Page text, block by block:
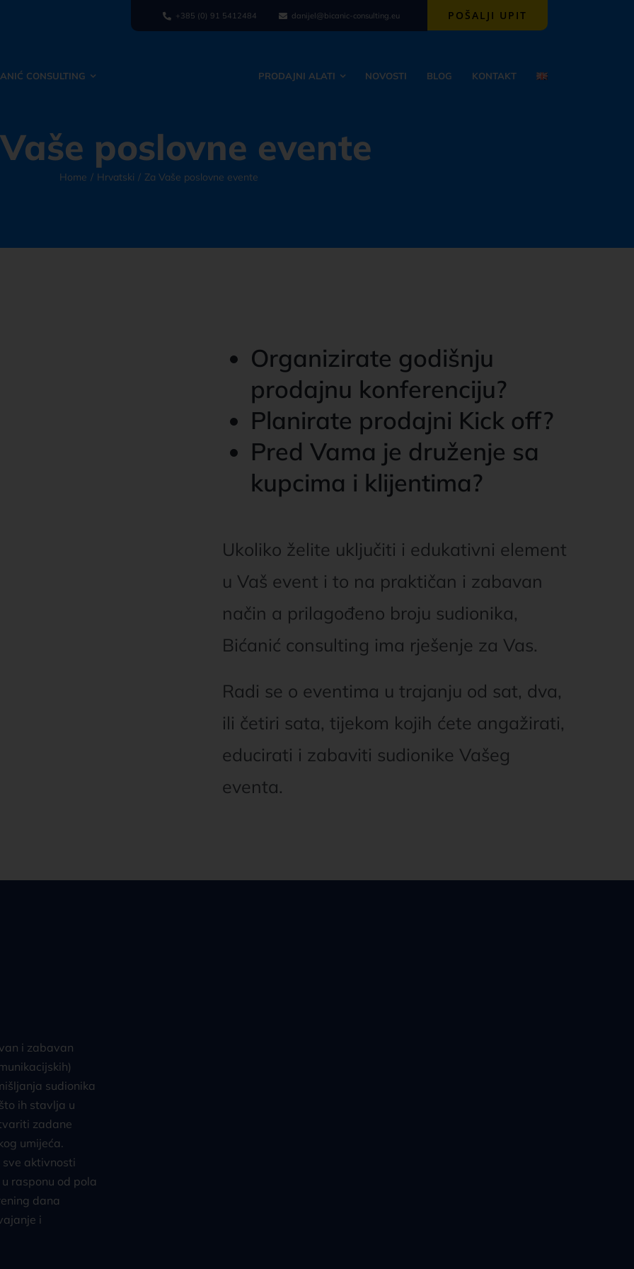
+385 (0) 91 5412484 danijel@bicanic-consulting.eu POŠALJI UPIT
CONSULTING PRODAJNI ALATI NOVOSTI BLOG KONTAKT
poslovne evente
Home Hrvatski Za Vaše poslovne evente
Organizirate godišnju
prodajnu konferenciju?
Planirate prodajni Kick off?
Pred Vama je druženje sa
kupcima i klijentima?
Ukoliko želite uključiti i edukativni element
u Vaš event i to na praktičan i zabavan
način a prilagođeno broju sudionika,
Bićanić consulting ima rješenje za Vas.
Radi se o eventima u trajanju od sat, dva,
ili četiri sata, tijekom kojih ćete angažirati,
educirati i zabaviti sudionike Vašeg
eventa.
i zabavan
sudionika
ih stavlja u
zadane
umijeća.
aktivnosti
rasponu od pola
dana
i